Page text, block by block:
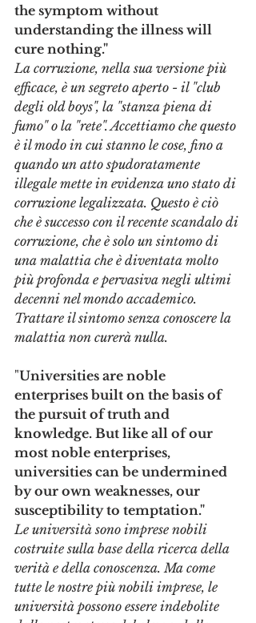
the symptom without
understanding the illness will
cure nothing."
La corruzione, nella sua versione più
efficace, è un segreto aperto - il "club
degli old boys", la "stanza piena di
fumo" o la "rete". Accettiamo che questo
è il modo in cui stanno le cose, fino a
quando un atto spudoratamente
illegale mette in evidenza uno stato di
corruzione legalizzata. Questo è ciò
che è successo con il recente scandalo di
corruzione, che è solo un sintomo di
una malattia che è diventata molto
più profonda e pervasiva negli ultimi
decenni nel mondo accademico.
Trattare il sintomo senza conoscere la
malattia non curerà nulla.
"Universities are noble
enterprises built on the basis of
the pursuit of truth and
knowledge. But like all of our
most noble enterprises,
universities can be undermined
by our own weaknesses, our
susceptibility to temptation."
Le università sono imprese nobili
costruite sulla base della ricerca della
verità e della conoscenza. Ma come
tutte le nostre più nobili imprese, le
università possono essere indebolite